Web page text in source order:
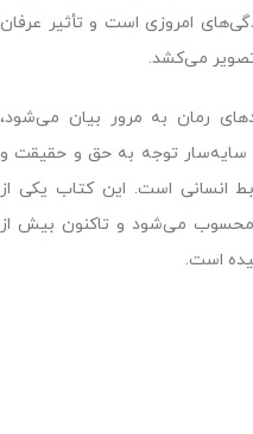
امروزی است و تأثیر عرفان
می‌کشد.
رمان به مرور بیان می‌شود،
سایه‌سار توجه به حق و حقیقت و
انسانی است. این کتاب یکی از
محسوب می‌شود و تاکنون بیش از